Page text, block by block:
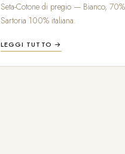
Seta-Cotone di pregio — Bianco,
Sartoria 100% italiana.
LEGGI TUTTO →